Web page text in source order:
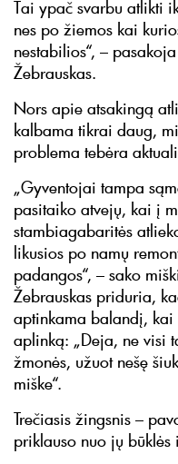
Tai ypač svarbu atlikti
nes po žiemos kai
nestabilios“, –
Žebrauskas.
Nors apie atsakingą
kalbama tikrai daug,
problema tebėra
„Gyventojai tampa
pasitaiko atvejų, kai į
stambiagabaritės
likusios po namų
padangos“, – sako
Žebrauskas priduria,
aptinkama balandį, kai
aplinką: „Deja, ne visi
žmonės, užuot nešę
miške“.
Trečiasis žingsnis –
priklauso nuo jų būklės